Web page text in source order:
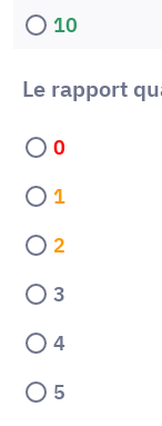
10
Le rapport
0
1
2
3
4
5